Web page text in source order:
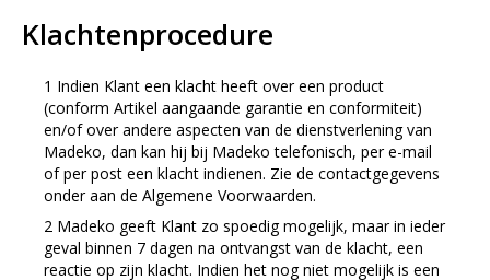
Klachtenprocedure
Indien Klant een klacht heeft over een product
(conform Artikel aangaande garantie en conformiteit)
en/of over andere aspecten van de dienstverlening van
Madeko, dan kan hij bij Madeko telefonisch, per e-mail
of per post een klacht indienen. Zie de contactgegevens
onder aan de Algemene Voorwaarden.
Madeko geeft Klant zo spoedig mogelijk, maar in ieder
geval binnen 7 dagen na ontvangst van de klacht, een
reactie op zijn klacht. Indien het nog niet mogelijk is een